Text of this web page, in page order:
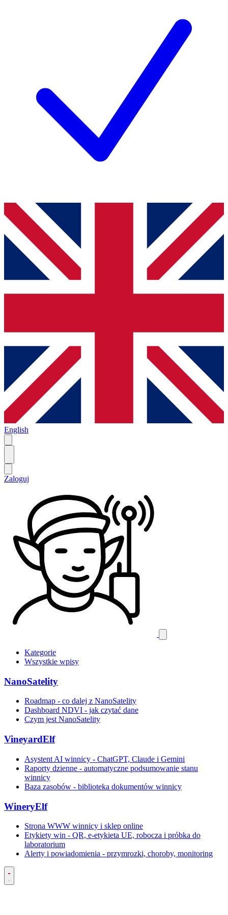
English
Zaloguj
Kategorie
Wszystkie wpisy
NanoSatelity
Roadmap - co dalej z NanoSatelity
Dashboard NDVI - jak czytać dane
Czym jest NanoSatelity
VineyardElf
Asystent AI winnicy - ChatGPT, Claude i Gemini
Raporty dzienne - automatyczne podsumowanie stanu
winnicy
Baza zasobów - biblioteka dokumentów winnicy
WineryElf
Strona WWW winnicy i sklep online
Etykiety win - QR, e-etykieta UE, robocza i próbka do
laboratorium
Alerty i powiadomienia - przymrozki, choroby, monitoring